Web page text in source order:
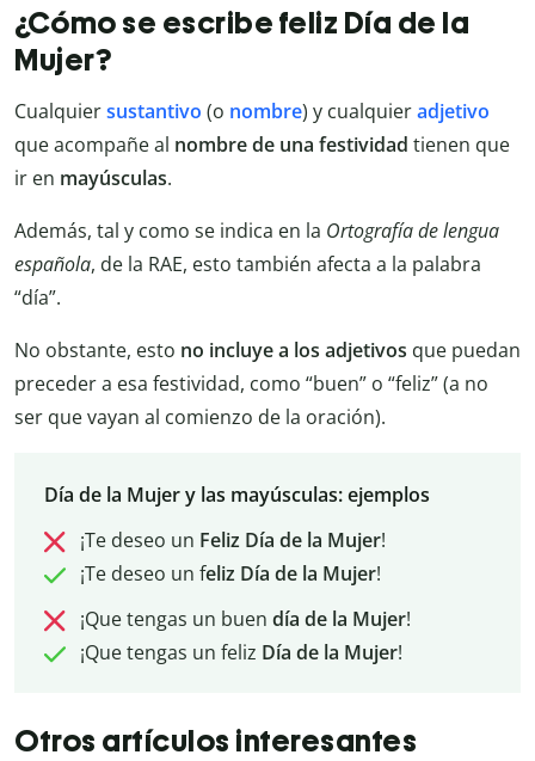
¿Cómo se escribe feliz Día de la
Mujer?
Cualquiersustantivo (o nombre) y cualquieradjetivo
que acompañe al nombre de una festividad tienen que
ir en mayúsculas.
Además, tal y como se indica en la Ortografía de lengua
española, de la RAE, esto también afecta a la palabra
“día”.
No obstante, esto no incluye a los adjetivos que puedan
preceder a esa festividad, como “buen” o “feliz” (a no
ser que vayan al comienzo de la oración).
Día de la Mujer y las mayúsculas: ejemplos
¡Te deseo un FelizDía de la Mujer!
¡Te deseo un feliz Día de la Mujer!
¡Que tengas un buen día de la Mujer!
¡Que tengas un feliz Día de la Mujer!
Otros artículos interesantes